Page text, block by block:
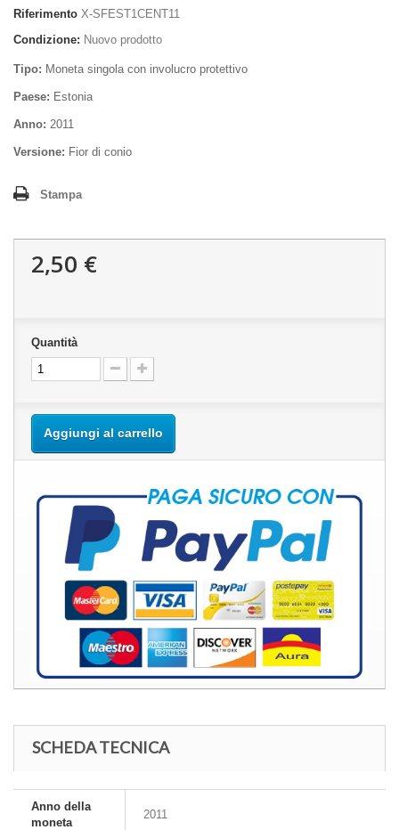
Riferimento X-SFEST1CENT11
Condizione: Nuovo prodotto
Tipo: Moneta singola con involucro protettivo
Paese: Estonia
Anno: 2011
Versione: Fior di conio
Stampa
2,50 €
Quantità
Aggiungi al carrello
SCHEDA TECNICA
Anno della
moneta
2011